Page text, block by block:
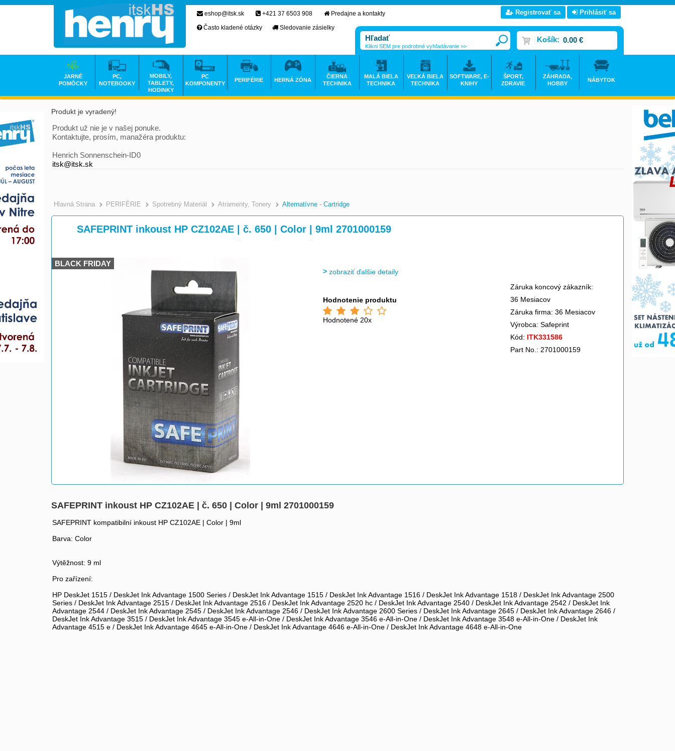
Produkt je vyradený!
Produkt už nie je v našej ponuke.
Kontaktujte, prosím, manažéra produktu:
Henrich Sonnenschein-ID0
itsk@itsk.sk
Hlavná Strana >
PERIFÉRIE >
Spotrebný Materiál >
Atramenty, Tonery >
Alternatívne - Cartridge
SAFEPRINT inkoust HP CZ102AE | č. 650 | Color | 9ml 2701000159
BLACK FRIDAY
zobraziť ďalšie detaily
Hodnotenie produktu
Hodnotené 20x
Záruka koncový zákazník:
36 Mesiacov
Záruka firma: 36 Mesiacov
Výrobca: Safeprint
Kód: ITK331586
Part No.: 2701000159
SAFEPRINT inkoust HP CZ102AE | č. 650 | Color | 9ml 2701000159
SAFEPRINT kompatibilní inkoust HP CZ102AE | Color | 9ml
Barva: Color
Výtěžnost: 9 ml
Pro zařízení:
HP DeskJet 1515 / DeskJet Ink Advantage 1500 Series / DeskJet Ink Advantage 1515 / DeskJet Ink Advantage 1516 / DeskJet Ink Advantage 1518 / DeskJet Ink Advantage 2500
Series / DeskJet Ink Advantage 2515 / DeskJet Ink Advantage 2516 / DeskJet Ink Advantage 2520 hc / DeskJet Ink Advantage 2540 / DeskJet Ink Advantage 2542 / DeskJet Ink
Advantage 2544 / DeskJet Ink Advantage 2545 / DeskJet Ink Advantage 2546 / DeskJet Ink Advantage 2600 Series / DeskJet Ink Advantage 2645 / DeskJet Ink Advantage 2646 /
DeskJet Ink Advantage 3515 / DeskJet Ink Advantage 3545 e-All-in-One / DeskJet Ink Advantage 3546 e-All-in-One / DeskJet Ink Advantage 3548 e-All-in-One / DeskJet Ink
Advantage 4515 e / DeskJet Ink Advantage 4645 e-All-in-One / DeskJet Ink Advantage 4646 e-All-in-One / DeskJet Ink Advantage 4648 e-All-in-One
eshop@itsk.sk +421 37 6503 908
Predajne a kontakty
Často kladené otázky
Sledovanie zásielky
Registrovať sa Prihlásiť sa
Košík: 0.00 €
Klikni SEM pre podrobné vyhľadávanie >>
JARNÉ
POMÔCKY
PC,
NOTEBOOKY
MOBILY,
TABLETY,
HODINKY
PC
KOMPONENTY
PERIFÉRIE HERNÁ ZÓNA
ČIERNA
TECHNIKA
MALÁ BIELA
TECHNIKA
VEĽKÁ BIELA
TECHNIKA
SOFTWARE, E-
KNIHY
ŠPORT,
ZDRAVIE
ZÁHRADA,
HOBBY
NÁBYTOK